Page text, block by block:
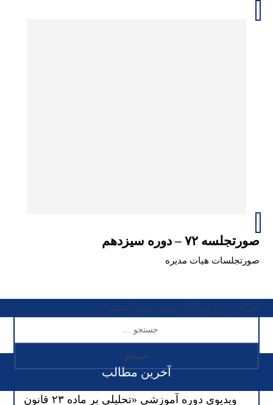
صورتجلسه ۷۲ – دوره سیزدهم
صورتجلسات هیات مدیره
آخرین مطالب
ویدیوی دوره آموزشی «تحلیلی بر ماده ۲۳ قانون